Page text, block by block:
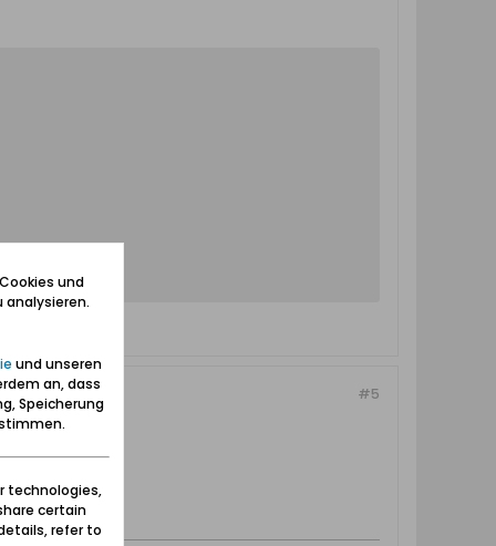
#5
und
und unseren
an, dass
Speicherung
technologies,
certain
refer to